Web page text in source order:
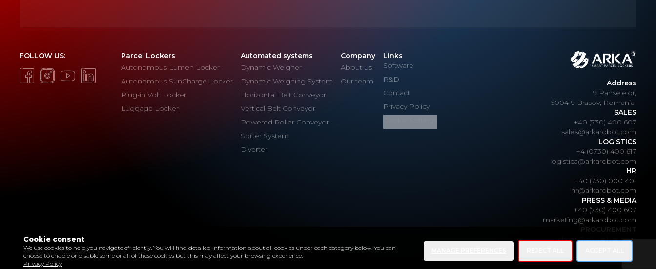
Cookie consent
We use cookies to help you navigate efficiently. You will find detailed information about all cookies under each category below. You can
choose to enable or disable some or all of these cookies but this may affect your browsing experience.
Privacy Policy
FOLLOW US:
Parcel Lockers
Autonomous Lumen Locker
Autonomous SunCharge Locker
Plug-in Volt Locker
Luggage Locker
Automated systems
Dynamic Weigher
Dynamic Weighing System
Horizontal Belt Conveyor
Vertical Belt Conveyor
Powered Roller Conveyor
Sorter System
Diverter
Company
About us
Our team
Links
Software
R&D
Contact
Privacy Policy
Address
9 Panselelor,
500419 Brasov, Romania
SALES
+40 (730) 400 607
sales@arkarobot.com
LOGISTICS
+4 (0730) 400 617
logistica@arkarobot.com
HR
+40 (730) 000 401
hr@arkarobot.com
PRESS & MEDIA
+40 (730) 400 607
marketing@arkarobot.com
PROCUREMENT
achizitii@arkarobot.com
© Copyright 2022 ARKA Smart Parcel Locker